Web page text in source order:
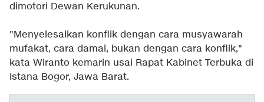
dimotori Dewan Kerukunan.
"Menyelesaikan konflik dengan cara musyawarah
mufakat, cara damai, bukan dengan cara konflik,"
kata Wiranto kemarin usai Rapat Kabinet Terbuka di
Istana Bogor, Jawa Barat.